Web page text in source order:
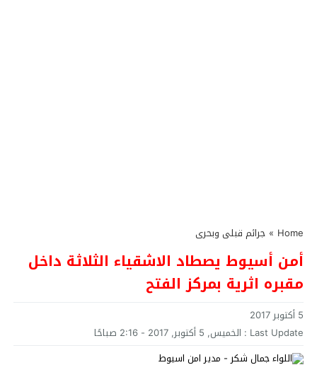
Home
» جرائم قبلى وبحرى
أمن أسيوط يصطاد الاشقياء الثلاثة داخل
مقبره اثرية بمركز الفتح
5 أكتوبر 2017
Last Update : الخميس, 5 أكتوبر, 2017 - 2:16 صباحًا